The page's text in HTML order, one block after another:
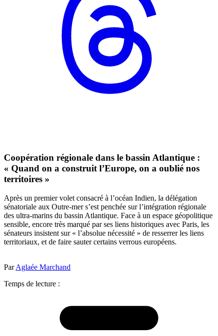
Coopération régionale dans le bassin Atlantique :
« Quand on a construit l’Europe, on a oublié nos
territoires »
Après un premier volet consacré à l’océan Indien, la délégation
sénatoriale aux Outre-mer s’est penchée sur l’intégration régionale
des ultra-marins du bassin Atlantique. Face à un espace géopolitique
sensible, encore très marqué par ses liens historiques avec Paris, les
sénateurs insistent sur « l’absolue nécessité » de resserrer les liens
territoriaux, et de faire sauter certains verrous européens.
ParAglaée Marchand
Temps de lecture :